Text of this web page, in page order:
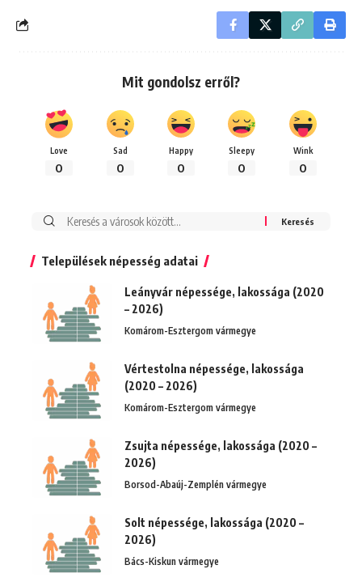
Mit gondolsz erről?
Love
0
Sad
0
Happy
0
Sleepy
0
Wink
0
Keresés:
Települések népesség adatai
Leányvár népessége, lakossága (2020
– 2026)
Komárom-Esztergom vármegye
Vértestolna népessége, lakossága
(2020 – 2026)
Komárom-Esztergom vármegye
Zsujta népessége, lakossága (2020 –
2026)
Borsod-Abaúj-Zemplén vármegye
Solt népessége, lakossága (2020 –
2026)
Bács-Kiskun vármegye